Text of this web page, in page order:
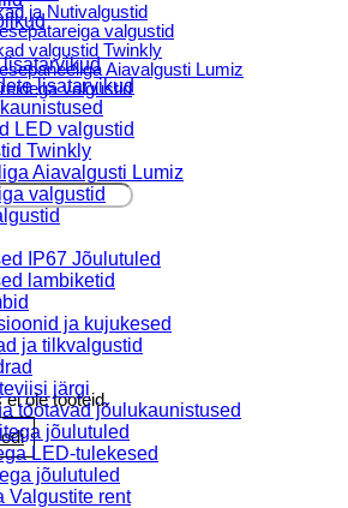
ja Nutivalgustid
valgustid
valgustid Twinkly
Aiavalgusti Lumiz
valgustid
Lumiz
ole tooteid.
lisatarvikud
lisatarvikud
LED valgustid
Twinkly
Aiavalgusti Lumiz
valgustid
IP67 Jõulutuled
lambiketid
ja kujukesed
ja tilkvalgustid
järgi
töötavad jõulukaunistused
jõulutuled
LED-tulekesed
jõulutuled
Valgustite rent